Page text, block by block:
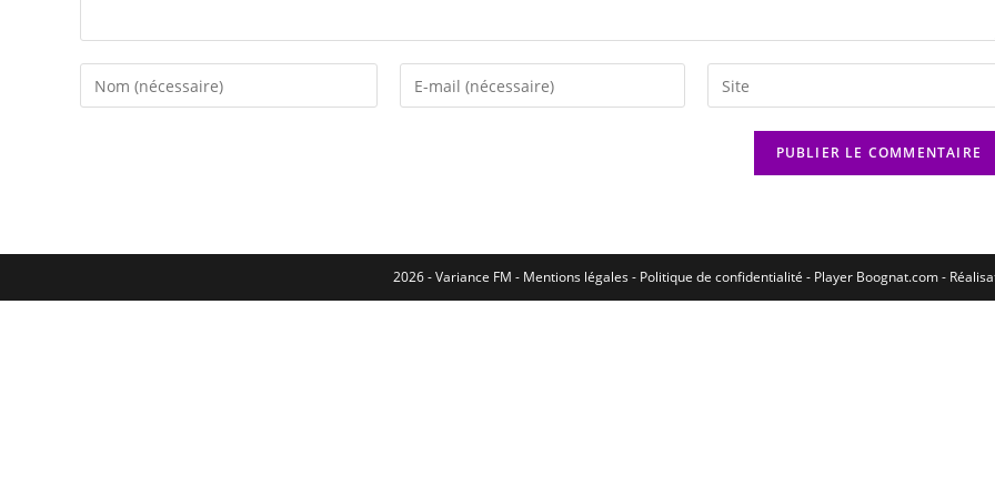
2026 - Variance FM - Mentions légales - Politique de confidentialité - Player Boognat.com-